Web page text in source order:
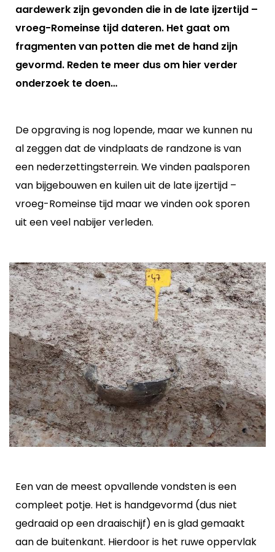
aardewerk zijn gevonden die in de late ijzertijd –
vroeg-Romeinse tijd dateren. Het gaat om
fragmenten van potten die met de hand zijn
gevormd. Reden te meer dus om hier verder
onderzoek te doen…
De opgraving is nog lopende, maar we kunnen nu
al zeggen dat de vindplaats de randzone is van
een nederzettingsterrein. We vinden paalsporen
van bijgebouwen en kuilen uit de late ijzertijd –
vroeg-Romeinse tijd maar we vinden ook sporen
uit een veel nabijer verleden.
Een van de meest opvallende vondsten is een
compleet potje. Het is handgevormd (dus niet
gedraaid op een draaischijf) en is glad gemaakt
aan de buitenkant. Hierdoor is het ruwe oppervlak